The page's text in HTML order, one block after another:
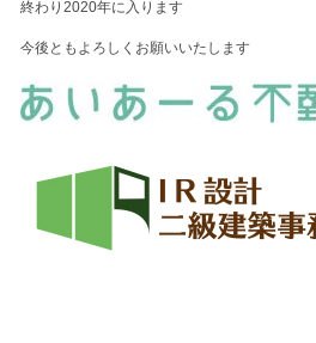
終わり2020年に入ります
今後ともよろしくお願いいたします